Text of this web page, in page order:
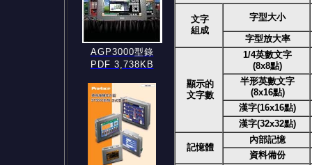
AGP3000型錄
PDF 3,738KB
文字
組成
字型大小
字型放大率
顯示的
文字數
1/4英數文字
(8x8點)
半形英數文字
(8x16點)
漢字(16x16點)
漢字(32x32點)
記憶體
內部記憶
資料備份